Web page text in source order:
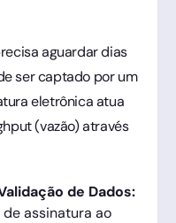
aguardar dias
ser captado por um
eletrônica atua
(vazão) através
de Dados:
assinatura ao